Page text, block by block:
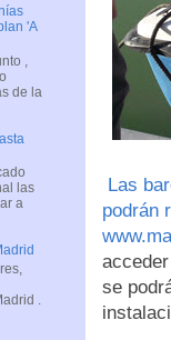
Las
podrán
se
'A
,
de la
las
a
.